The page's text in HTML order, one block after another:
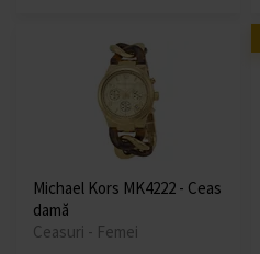
Michael Kors MK4222 - Ceas
damă
Ceasuri - Femei